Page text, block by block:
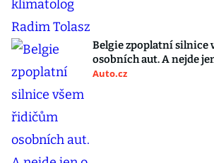
Belgie zpoplatní silnice
osobních aut. A nejde
Auto.cz